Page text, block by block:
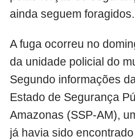
ainda seguem foragidos.
A fuga ocorreu no
da unidade policial do
Segundo informações
Estado de Segurança
Amazonas (SSP-AM),
já havia sido